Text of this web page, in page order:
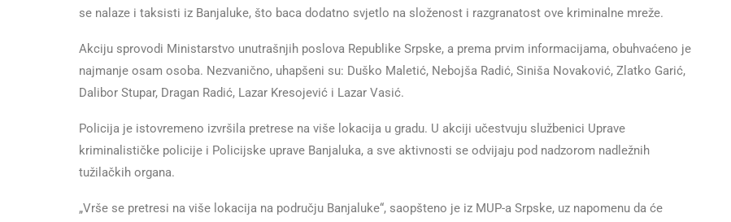
se nalaze i taksisti iz Banjaluke, što baca dodatno svjetlo na složenost i razgranatost ove kriminalne mreže.
Akciju sprovodi Ministarstvo unutrašnjih poslova Republike Srpske, a prema prvim informacijama, obuhvaćeno je
najmanje osam osoba. Nezvanično, uhapšeni su: Duško Maletić, Nebojša Radić, Siniša Novaković, Zlatko Garić,
Dalibor Stupar, Dragan Radić, Lazar Kresojević i Lazar Vasić.
Policija je istovremeno izvršila pretrese na više lokacija u gradu. U akciji učestvuju službenici Uprave
kriminalističke policije i Policijske uprave Banjaluka, a sve aktivnosti se odvijaju pod nadzorom nadležnih
tužilačkih organa.
„Vrše se pretresi na više lokacija na području Banjaluke“, saopšteno je iz MUP-a Srpske, uz napomenu da će